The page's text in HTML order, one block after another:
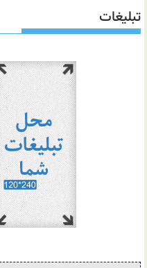
تبلیغات